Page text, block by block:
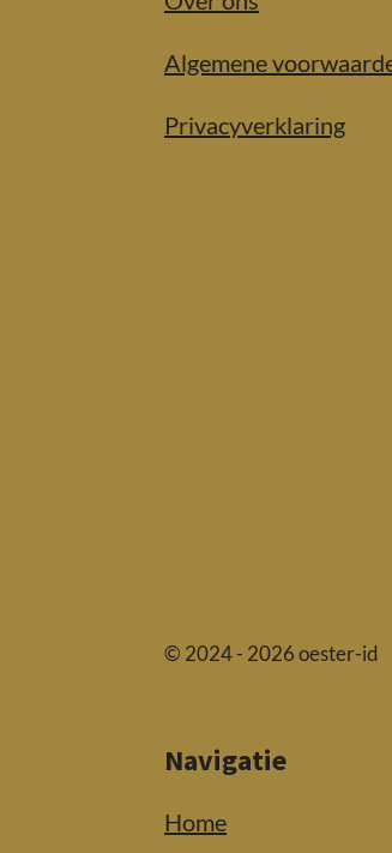
Algemene
Privacyverklaring
© 2024 - 2026 oester-id
Navigatie
Home